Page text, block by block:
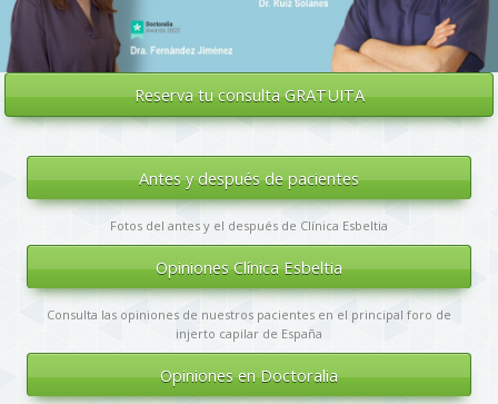
Reserva tuconsulta GRATUITA
Antes y después de pacientes
Fotos del antes y el después de Clínica Esbeltia
Opiniones Clínica Esbeltia
Consulta las opiniones de nuestros pacientes en el principal foro de
injerto capilar de España
Opiniones en Doctoralia